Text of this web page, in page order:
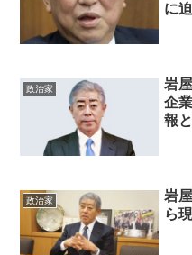
に
政治家
岩
企
報
政治家
岩
ら